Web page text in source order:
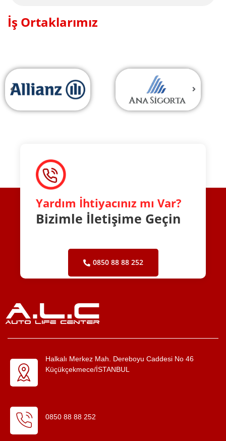
İş Ortaklarımız
Yardım İhtiyacınız mı Var?
Bizimle İletişime Geçin
0850 88 88 252
Halkalı Merkez Mah. Dereboyu Caddesi No 46
Küçükçekmece/İSTANBUL
0850 88 88 252